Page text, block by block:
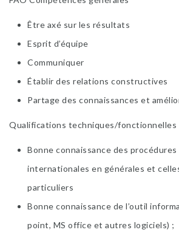
Être axé sur les résultats
Esprit d’équipe
Communiquer
Établir des relations constructives
Partage des connaissances et
Qualifications techniques/fonctionnelles
Bonne connaissance des
internationales en générales et
particuliers
Bonne connaissance de l’outil
point, MS office et autres logiciels) ;